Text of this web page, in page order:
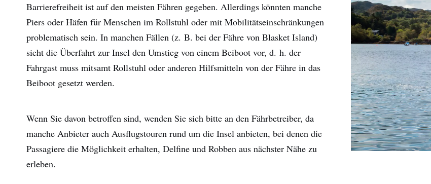
Barrierefreiheit ist auf den meisten Fähren gegeben. Allerdings könnten manche
Piers oder Häfen für Menschen im Rollstuhl oder mit Mobilitätseinschränkungen
problematisch sein. In manchen Fällen (z. B. bei der Fähre von Blasket Island)
sieht die Überfahrt zur Insel den Umstieg von einem Beiboot vor, d. h. der
Fahrgast muss mitsamt Rollstuhl oder anderen Hilfsmitteln von der Fähre in das
Beiboot gesetzt werden.
Wenn Sie davon betroffen sind, wenden Sie sich bitte an den Fährbetreiber, da
manche Anbieter auch Ausflugstouren rund um die Insel anbieten, bei denen die
Passagiere die Möglichkeit erhalten, Delfine und Robben aus nächster Nähe zu
erleben.